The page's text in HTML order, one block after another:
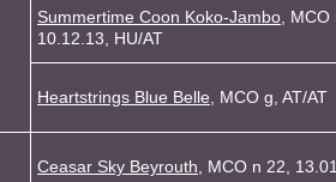
Summertime Coon Koko-Jambo , MCO
10.12.13, HU/AT
Heartstrings Blue Belle , MCO g, AT/AT
Ceasar Sky Beyrouth , MCO n 22,